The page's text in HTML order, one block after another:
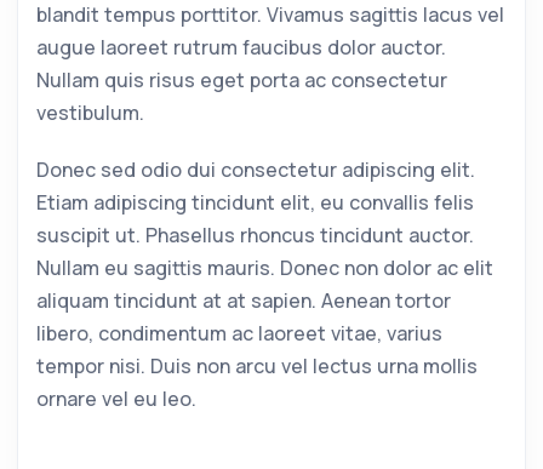
blandit tempus porttitor. Vivamus sagittis lacus vel
augue laoreet rutrum faucibus dolor auctor.
Nullam quis risus eget porta ac consectetur
vestibulum.
Donec sed odio dui consectetur adipiscing elit.
Etiam adipiscing tincidunt elit, eu convallis felis
suscipit ut. Phasellus rhoncus tincidunt auctor.
Nullam eu sagittis mauris. Donec non dolor ac elit
aliquam tincidunt at at sapien. Aenean tortor
libero, condimentum ac laoreet vitae, varius
tempor nisi. Duis non arcu vel lectus urna mollis
ornare vel eu leo.